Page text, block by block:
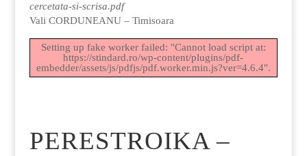
cercetata-si-scrisa.pdf
Vali CORDUNEANU – Timisoara
Setting up fake worker failed: "Cannot load script at:
https://stindard.ro/wp-content/plugins/pdf-
embedder/assets/js/pdfjs/pdf.worker.min.js?ver=4.6.4".
PERESTROIKA –